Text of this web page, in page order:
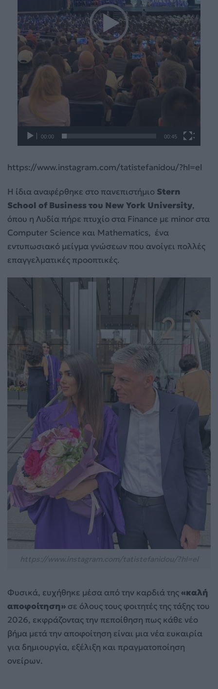
00:00 00:45
https://www.instagram.com/tatistefanidou/?hl=el
Η ίδια αναφέρθηκε στο πανεπιστήμιο Stern
School of Business του New York University,
όπου η Λυδία πήρε πτυχίο στα Finance με minor στα
Computer Science και Mathematics, ένα
εντυπωσιακό μείγμα γνώσεων που ανοίγει πολλές
επαγγελματικές προοπτικές.
Φυσικά, ευχήθηκε μέσα από την καρδιά της«καλή
αποφοίτηση» σε όλους τους φοιτητές της τάξης του
2026, εκφράζοντας την πεποίθηση πως κάθε νέο
βήμα μετά την αποφοίτηση είναι μια νέα ευκαιρία
για δημιουργία, εξέλιξη και πραγματοποίηση
ονείρων.